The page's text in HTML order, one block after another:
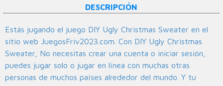
DESCRIPCIÓN
Estás jugando el juego DIY Ugly Christmas Sweater en el
sitio web JuegosFriv2023.com. Con DIY Ugly Christmas
Sweater, No necesitas crear una cuenta o iniciar sesión,
puedes jugar solo o jugar en línea con muchas otras
personas de muchos países alrededor del mundo. Y tu